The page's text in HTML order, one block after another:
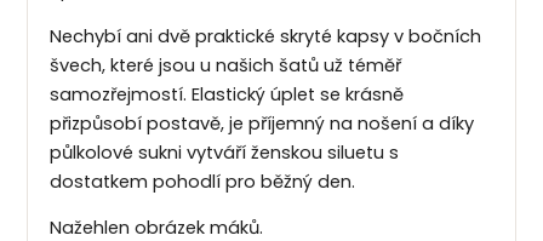
Nechybí ani dvě praktické skryté kapsy v bočních
švech, které jsou u našich šatů už téměř
samozřejmostí. Elastický úplet se krásně
přizpůsobí postavě, je příjemný na nošení a díky
půlkolové sukni vytváří ženskou siluetu s
dostatkem pohodlí pro běžný den.
Nažehlen obrázek máků.